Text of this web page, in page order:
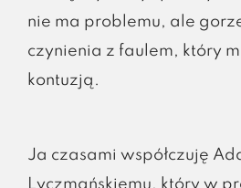
nie ma problemu, ale
czynienia z faulem, który
kontuzją.
Ja czasami współczuję
Lyczmańskiemu, który w